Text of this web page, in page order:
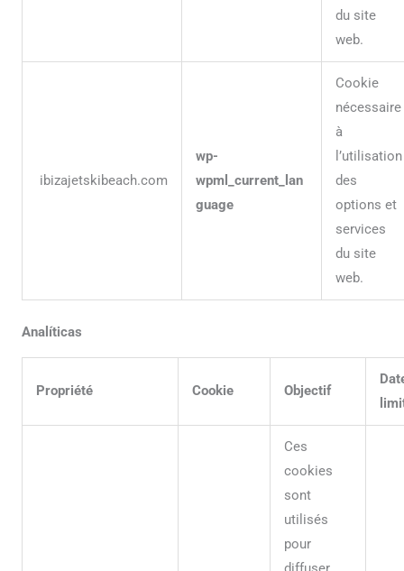
du site
web.
ibizajetskibeach.com
wp-
wpml_current_lan
guage
Cookie
nécessaire
à
l’utilisation
des
options et
services
du site
web.
Analíticas
Propriété Cookie Objectif
Ces
cookies
sont
utilisés
pour